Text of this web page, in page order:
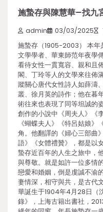
施蟄存與陳慧華–找九
admin 03/03/2025
施蟄存（1905-2003） 本年
文學學者、華東師范年夜學
看待女性一貫寬容、親和且
閣、丁玲等人的文學來往佈
蹤關心唐代女性詩人如薛濤
叢、徐月英的詩作；他在暮
術往來也表現了同等坦誠的
創作的小說中《周夫人》《
《蝴蝶夫人》《特呂姑娘
角。他翻譯的《婦心三部曲
語》《女體禮贊》，都是以
蟄存近百年的人生之旅中，
與尊敬。就是如許一位多情
戀愛和婚姻，倒是虔誠不渝
妻情深，相守與共，是古代
華誕生于1904年4月28日（
錄》，上海古籍出書社，